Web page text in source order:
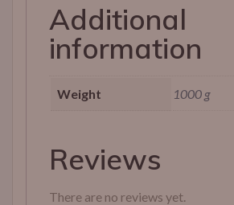
Additional
information
Weight 1000 g
Reviews
There are no reviews yet.